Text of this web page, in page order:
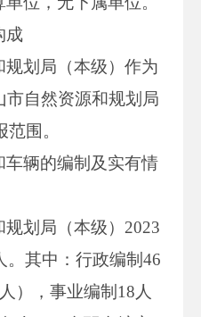
成
划局（本级）作为
市自然资源和规划局
围。
车辆的编制及实有情
划局（本级）2023
。其中：行政编制46
），事业编制18人